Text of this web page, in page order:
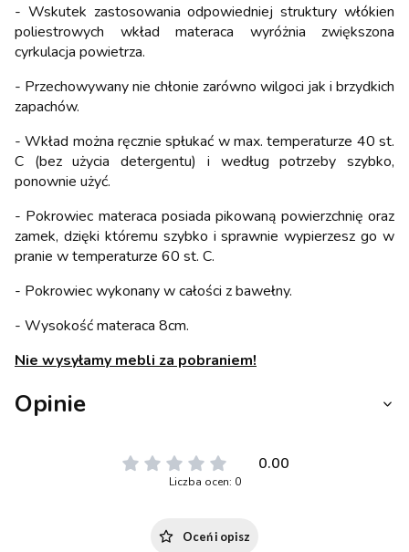
- Wskutek zastosowania odpowiedniej struktury włókien
poliestrowych wkład materaca wyróżnia zwiększona
cyrkulacja powietrza.
- Przechowywany nie chłonie zarówno wilgoci jak i brzydkich
zapachów.
- Wkład można ręcznie spłukać w max. temperaturze 40 st.
C (bez użycia detergentu) i według potrzeby szybko,
ponownie użyć.
- Pokrowiec materaca posiada pikowaną powierzchnię oraz
zamek, dzięki któremu szybko i sprawnie wypierzesz go w
pranie w temperaturze 60 st. C.
- Pokrowiec wykonany w całości z bawełny.
- Wysokość materaca 8cm.
Nie wysyłamy mebli za pobraniem!
Opinie
0.00
Liczba ocen: 0
Oceń i opisz